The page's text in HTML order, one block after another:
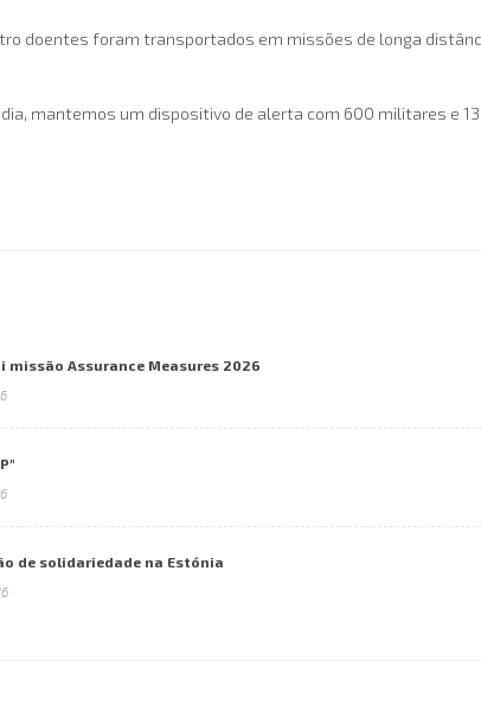
doentes foram transportados em missões de longa
mantemos um dispositivo de alerta com 600 militares e
missão Assurance Measures 2026
de solidariedade na Estónia